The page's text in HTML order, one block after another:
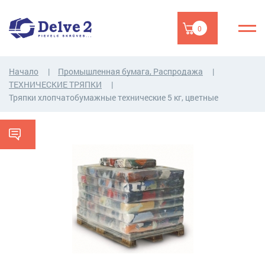
0
Начало
Промышленная бумага, Распродажа
ТЕХНИЧЕСКИЕ ТРЯПКИ
Тряпки хлопчатобумажные технические 5 кг, цветные